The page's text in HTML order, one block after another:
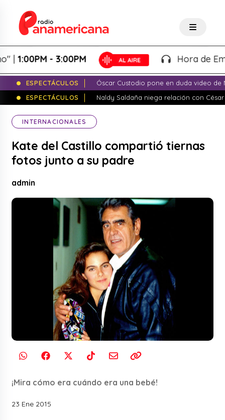
- 3:00PM Hora de
ESPECTÁCULOS
Óscar Custodio pone en duda video de
ESPECTÁCULOS
Naldy Saldaña niega relación con
INTERNACIONALES
Kate del Castillo compartió tiernas
fotos junto a su padre
admin
¡Mira cómo era cuándo era una bebé!
23 Ene 2015